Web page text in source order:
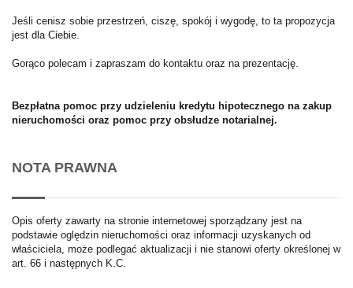
Jeśli cenisz sobie przestrzeń, ciszę, spokój i wygodę, to ta propozycja
jest dla Ciebie.
Gorąco polecam i zapraszam do kontaktu oraz na prezentację.
Bezpłatna pomoc przy udzieleniu kredytu hipotecznego na zakup
nieruchomości oraz pomoc przy obsłudze notarialnej.
NOTA PRAWNA
Opis oferty zawarty na stronie internetowej sporządzany jest na
podstawie oględzin nieruchomości oraz informacji uzyskanych od
właściciela, może podlegać aktualizacji i nie stanowi oferty określonej w
art. 66 i następnych K.C.